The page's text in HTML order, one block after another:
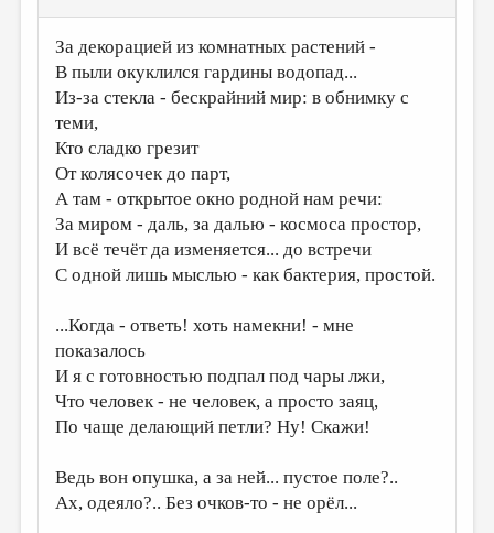
ЛИТСАЛОН
НОВОСТИ
ПРАВИЛА САЙТА
ОТДЕЛЫ И РУБРИКИ
ИЗБРАННОЕ
ДАЙДЖЕСТ
ПРОИЗВЕДЕНИЯ
ПЕРЕВОДЫ
КОНКУРСЫ
ДЕТСКАЯ КОМНАТА
КНИЖНАЯ ПОЛКА
ОБЗОР ЛИТЕРАТУРЫ
СТРАНИЦЫ ПАМЯТИ
За декорацией из комнатных растений -
В пыли окуклился гардины водопад...
Из-за стекла - бескрайний мир: в обнимку с
теми,
Кто сладко грезит
От колясочек до парт,
А там - открытое окно родной нам речи:
За миром - даль, за далью - космоса простор,
И всё течёт да изменяется... до встречи
С одной лишь мыслью - как бактерия, простой.
...Когда - ответь! хоть намекни! - мне
показалось
И я с готовностью подпал под чары лжи,
Что человек - не человек, а просто заяц,
По чаще делающий петли? Ну! Скажи!
Ведь вон опушка, а за ней... пустое поле?..
Ах, одеяло?.. Без очков-то - не орёл...